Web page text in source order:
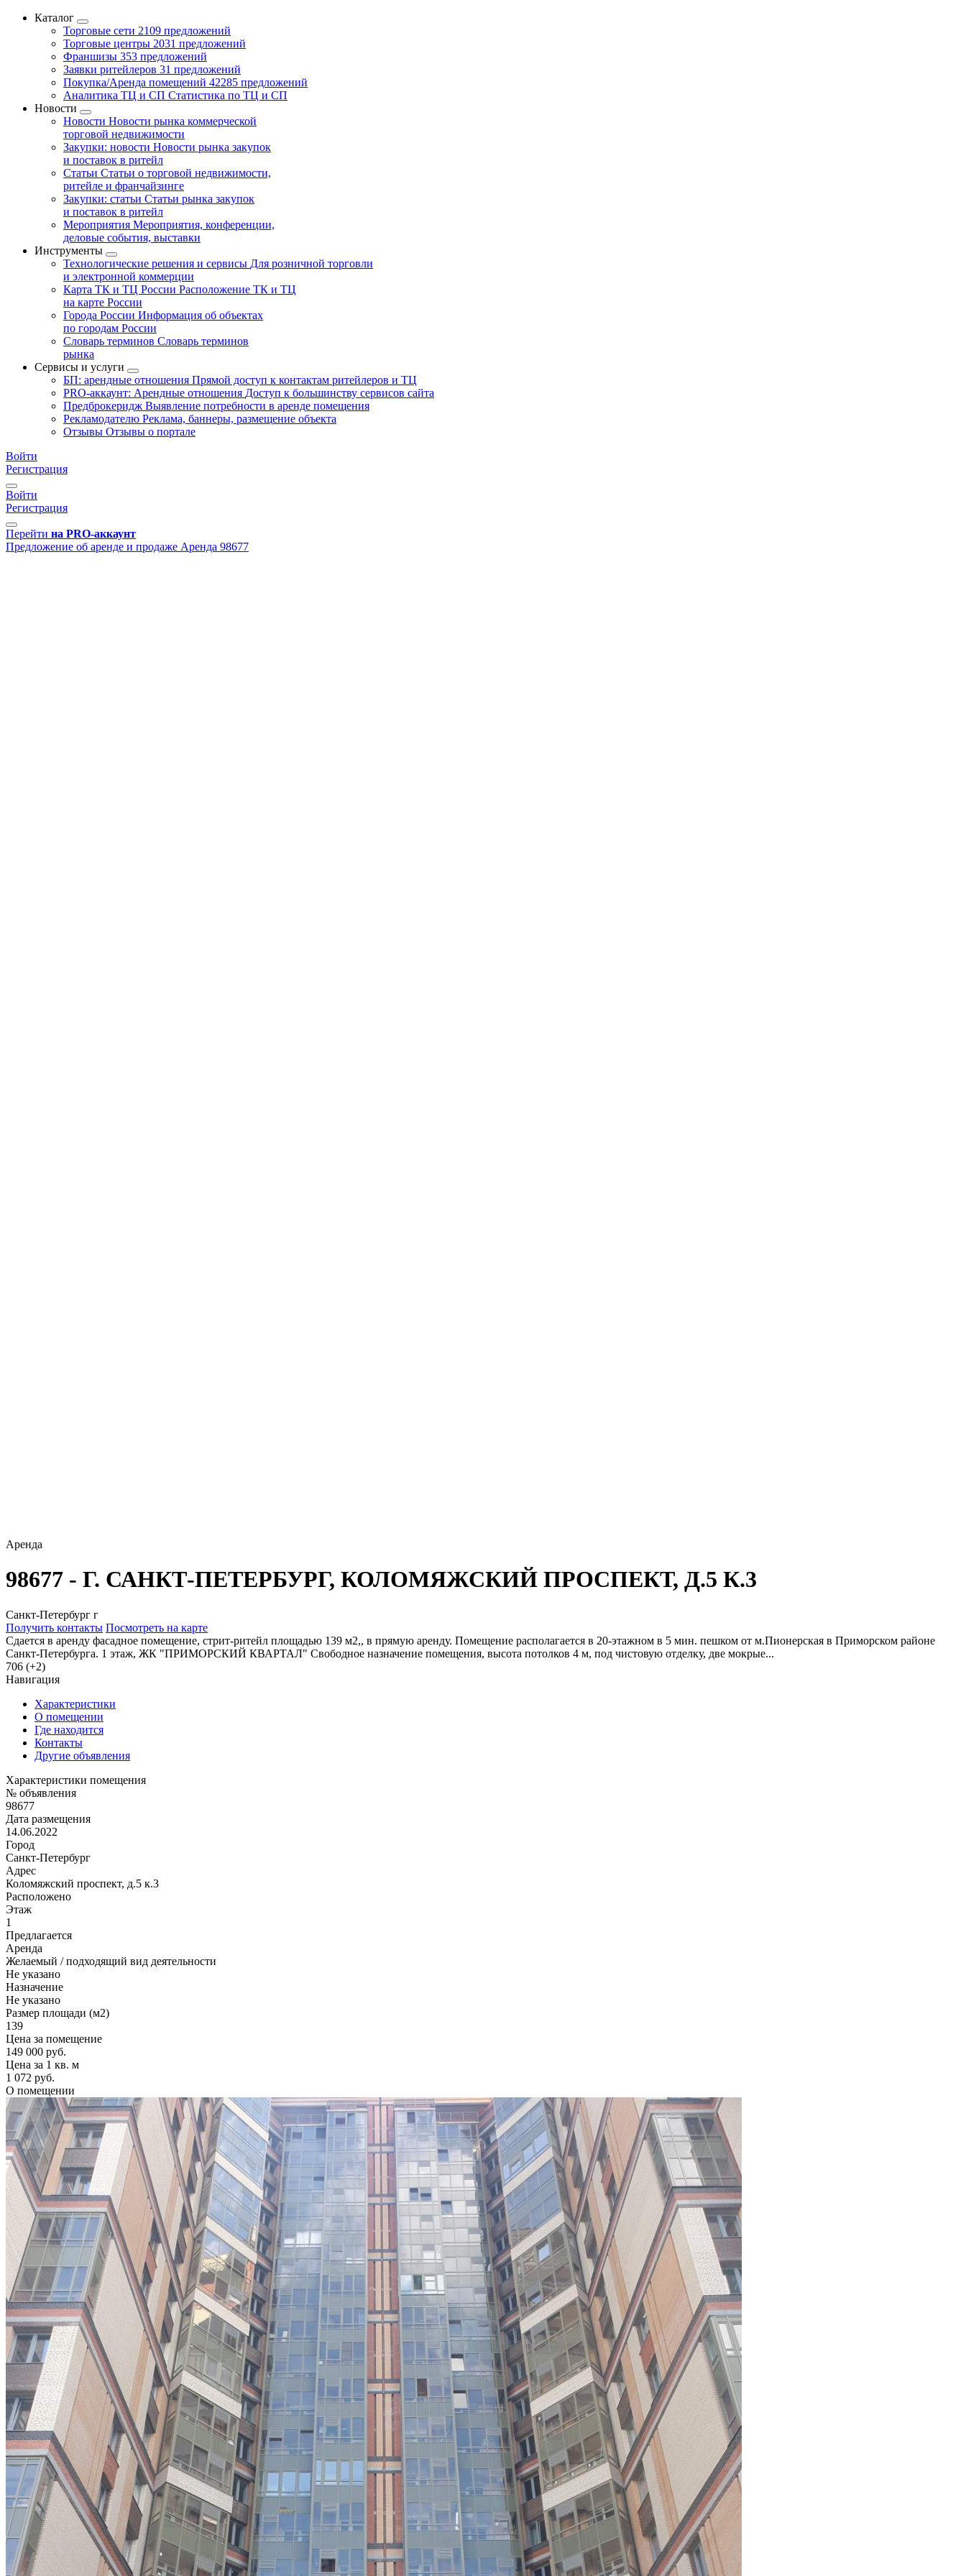
Каталог
Торговые сети 2109 предложений
Торговые центры 2031 предложений
Франшизы 353 предложений
Заявки ритейлеров 31 предложений
Покупка/Аренда помещений 42285 предложений
Аналитика ТЦ и СП Статистика по ТЦ и СП
Новости
Новости Новости рынка коммерческой
торговой недвижимости
Закупки: новости Новости рынка закупок
и поставок в ритейл
Статьи Статьи о торговой недвижимости,
ритейле и франчайзинге
Закупки: статьи Статьи рынка закупок
и поставок в ритейл
Мероприятия Мероприятия, конференции,
деловые события, выставки
Инструменты
Технологические решения и сервисы Для розничной торговли
и электронной коммерции
Карта ТК и ТЦ России Расположение ТК и ТЦ
на карте России
Города России Информация об объектах
по городам России
Словарь терминов Словарь терминов
рынка
Сервисы и услуги
БП: арендные отношения Прямой доступ к контактам ритейлеров и ТЦ
PRO-аккаунт: Арендные отношения Доступ к большинству сервисов сайта
Предброкеридж Выявление потребности в аренде помещения
Рекламодателю Реклама, баннеры, размещение объекта
Отзывы Отзывы о портале
Войти
Регистрация
Войти
Регистрация
Перейти на PRO-аккаунт
Предложение об аренде и продаже Аренда 98677
Аренда
98677 - Г. САНКТ-ПЕТЕРБУРГ, КОЛОМЯЖСКИЙ ПРОСПЕКТ, Д.5 К.3
Санкт-Петербург г
Получить контакты Посмотреть на карте
Сдается в аренду фасадное помещение, стрит-ритейл площадью 139 м2,, в прямую аренду. Помещение располагается в 20-этажном в 5 мин. пешком от м.Пионерская в Приморском районе
Санкт-Петербурга. 1 этаж, ЖК "ПРИМОРСКИЙ КВАРТАЛ" Свободное назначение помещения, высота потолков 4 м, под чистовую отделку, две мокрые...
706 (+2)
Навигация
Характеристики
О помещении
Где находится
Контакты
Другие объявления
Характеристики помещения
№ объявления
98677
Дата размещения
14.06.2022
Город
Санкт-Петербург
Адрес
Коломяжский проспект, д.5 к.3
Расположено
Этаж
1
Предлагается
Аренда
Желаемый / подходящий вид деятельности
Не указано
Назначение
Не указано
Размер площади (м2)
139
Цена за помещение
149 000 руб.
Цена за 1 кв. м
1 072 руб.
О помещении